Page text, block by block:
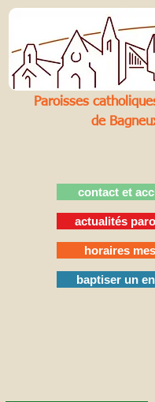
Paroisses
de
contact et
actualités
horaires
baptiser un